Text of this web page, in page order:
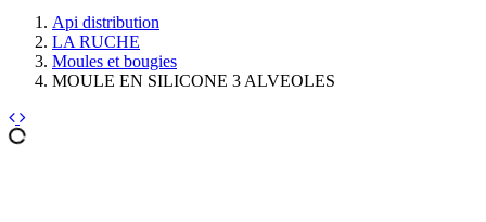
Api distribution
LA RUCHE
Moules et bougies
MOULE EN SILICONE 3 ALVEOLES